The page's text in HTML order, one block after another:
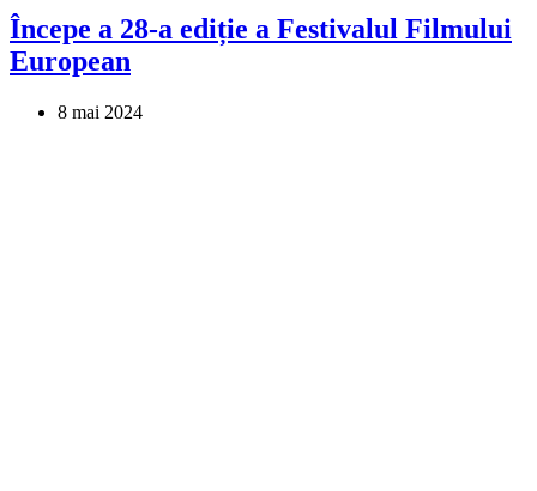
Începe a 28-a ediție a Festivalul Filmului
European
8 mai 2024